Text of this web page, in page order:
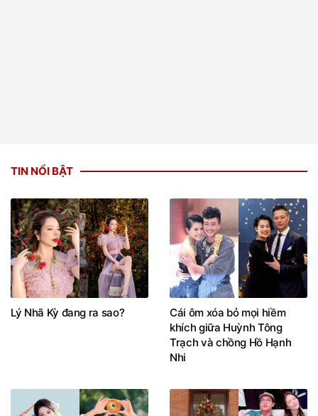
TIN NỔI BẬT
Lý Nhã Kỳ đang ra sao?
Cái ôm xóa bỏ mọi hiềm
khích giữa Huỳnh Tông
Trạch và chồng Hồ Hạnh
Nhi